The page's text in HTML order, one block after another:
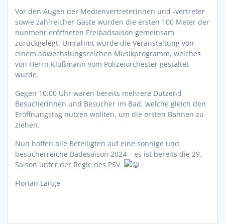
Vor den Augen der Medienvertreterinnen und -vertreter
sowie zahlreicher Gäste wurden die ersten 100 Meter der
nunmehr eröffneten Freibadsaison gemeinsam
zurückgelegt. Umrahmt wurde die Veranstaltung von
einem abwechslungsreichen Musikprogramm, welches
von Herrn Klußmann vom Polizeiorchester gestaltet
wurde.
Gegen 10:00 Uhr waren bereits mehrere Dutzend
Besucherinnen und Besucher im Bad, welche gleich den
Eröffnungstag nutzen wollten, um die ersten Bahnen zu
ziehen.
Nun hoffen alle Beteiligten auf eine sonnige und
besucherreiche Badesaison 2024 – es ist bereits die 29.
Saison unter der Regie des PSV.
Florian Lange